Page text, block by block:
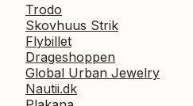
Trodo
Skovhuus Strik
Flybillet
Drageshoppen
Global Urban Jewelry
Nautii.dk